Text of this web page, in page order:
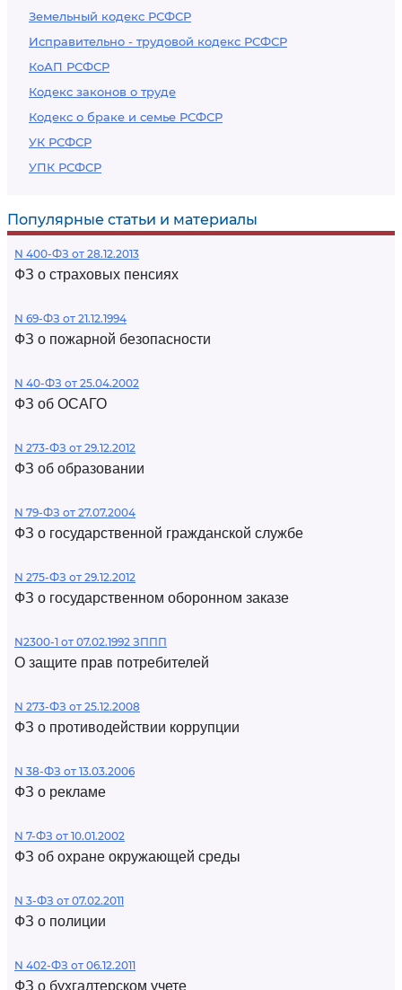
Земельный кодекс РСФСР
Исправительно - трудовой кодекс РСФСР
КоАП РСФСР
Кодекс законов о труде
Кодекс о браке и семье РСФСР
УК РСФСР
УПК РСФСР
Популярные статьи и материалы
N 400-ФЗ от 28.12.2013
ФЗ о страховых пенсиях
N 69-ФЗ от 21.12.1994
ФЗ о пожарной безопасности
N 40-ФЗ от 25.04.2002
ФЗ об ОСАГО
N 273-ФЗ от 29.12.2012
ФЗ об образовании
N 79-ФЗ от 27.07.2004
ФЗ о государственной гражданской службе
N 275-ФЗ от 29.12.2012
ФЗ о государственном оборонном заказе
N2300-1 от 07.02.1992 ЗППП
О защите прав потребителей
N 273-ФЗ от 25.12.2008
ФЗ о противодействии коррупции
N 38-ФЗ от 13.03.2006
ФЗ о рекламе
N 7-ФЗ от 10.01.2002
ФЗ об охране окружающей среды
N 3-ФЗ от 07.02.2011
ФЗ о полиции
N 402-ФЗ от 06.12.2011
ФЗ о бухгалтерском учете